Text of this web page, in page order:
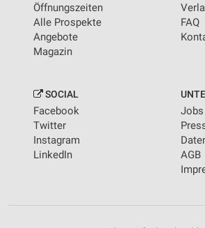
Öffnungszeiten
Alle Prospekte
Angebote
Magazin
FAQ
SOCIAL
Facebook
Twitter
Instagram
LinkedIn
Jobs
AGB